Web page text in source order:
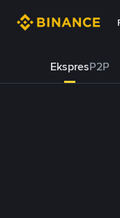
EkspresP2P